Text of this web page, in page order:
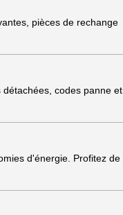
pièces de rechange
codes panne et
d'énergie. Profitez de